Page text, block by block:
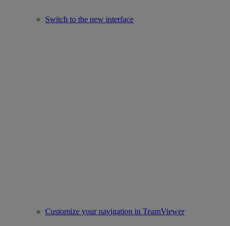
Switch to the new interface
Customize your navigation in TeamViewer